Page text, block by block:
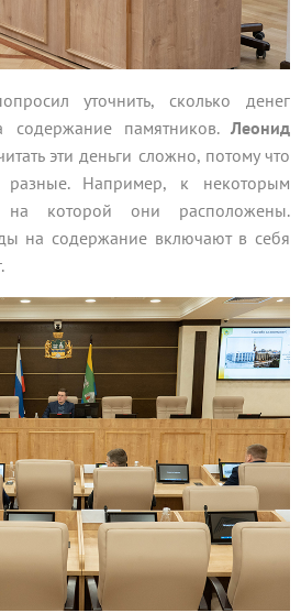
уточнить, сколько денег
содержание памятников. Леонид
эти деньги сложно, потому что
разные. Например, к некоторым
на которой они расположены.
на содержание включают в себя